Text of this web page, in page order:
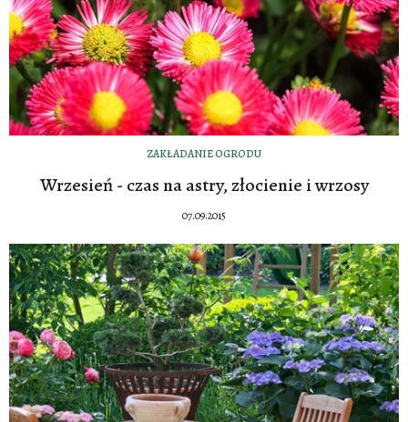
ZAKŁADANIE OGRODU
Wrzesień - czas na astry, złocienie i wrzosy
07.09.2015